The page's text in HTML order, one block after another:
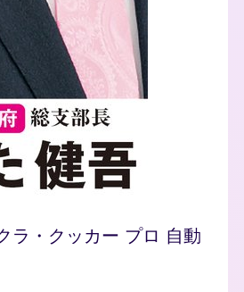
ラ・クッカー プロ 自動